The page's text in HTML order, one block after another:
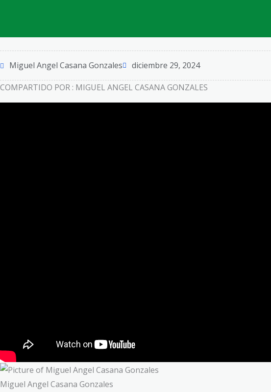
Miguel Angel Casana Gonzales diciembre 29, 2024
COMPARTIDO POR : MIGUEL ANGEL CASANA GONZALES
Miguel Angel Casana Gonzales